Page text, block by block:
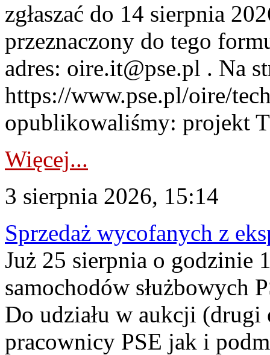
zgłaszać do 14 sierpnia
przeznaczony do tego
adres: oire.it@pse.pl . Na
https://www.pse.pl/oire/
opublikowaliśmy: projekt
Więcej...
3 sierpnia 2026, 15:14
Sprzedaż wycofanych z
Już 25 sierpnia o godzinie
samochodów służbowych
Do udziału w aukcji (drugi
pracownicy PSE jak i